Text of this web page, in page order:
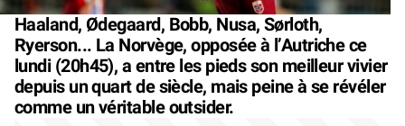
Haaland, Ødegaard, Bobb, Nusa, Sørloth,
Ryerson... La Norvège, opposée à l’Autriche ce
lundi (20h45), a entre les pieds son meilleur vivier
depuis un quart de siècle, mais peine à se révéler
comme un véritable outsider.